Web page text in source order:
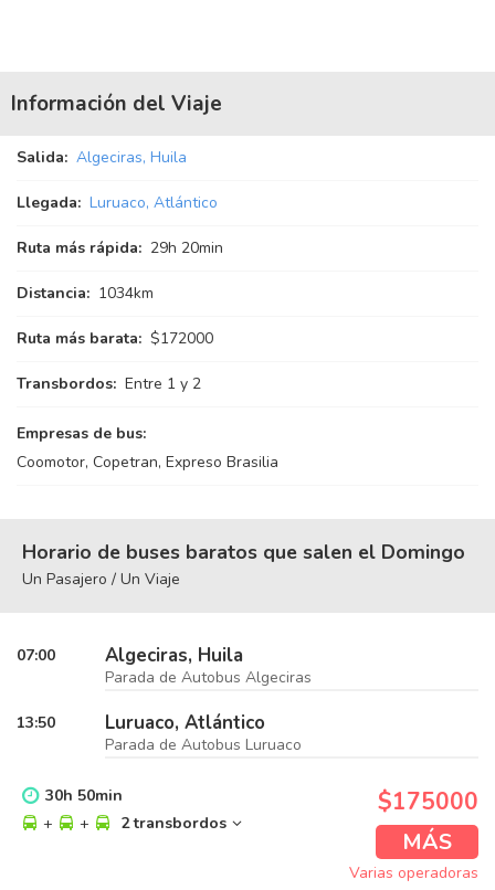
Información del Viaje
Salida: Algeciras, Huila
Llegada: Luruaco, Atlántico
Ruta más rápida: 29h 20min
Distancia: 1034km
Ruta más barata: $172000
Transbordos: Entre 1 y 2
Empresas de bus:
Coomotor, Copetran, Expreso Brasilia
Horario de buses baratos que salen el Domingo
Un Pasajero / Un Viaje
07:00 Algeciras, Huila
Parada de Autobus Algeciras
13:50 Luruaco, Atlántico
Parada de Autobus Luruaco
30h 50min
+
+ 2 transbordos
$175000
MÁS
Varias operadoras